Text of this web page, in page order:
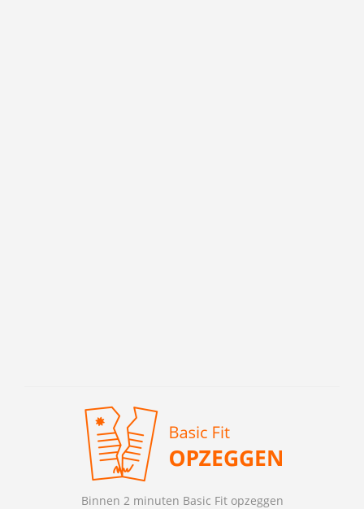
Binnen 2 minuten Basic Fit opzeggen